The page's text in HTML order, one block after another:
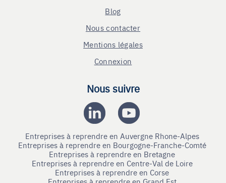
Blog
Nous contacter
Mentions légales
Connexion
Nous suivre
Entreprises à reprendre en Auvergne Rhone-Alpes
Entreprises à reprendre en Bourgogne-Franche-Comté
Entreprises à reprendre en Bretagne
Entreprises à reprendre en Centre-Val de Loire
Entreprises à reprendre en Corse